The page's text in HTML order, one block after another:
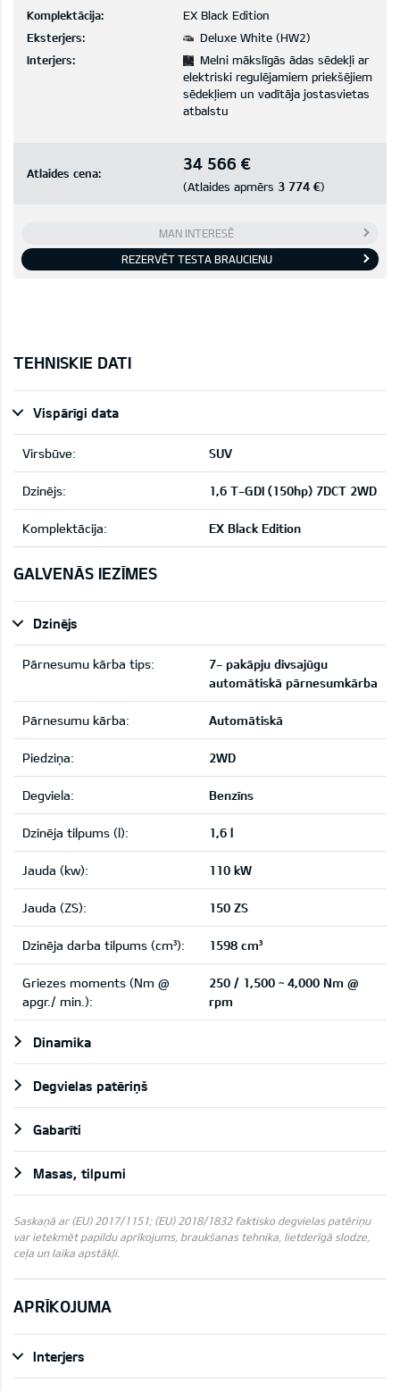
Komplektācija:
EX Black Edition
Eksterjers:
Deluxe White (HW2)
Interjers:
Melni mākslīgās ādas sēdekļi ar
elektriski regulējamiem priekšējiem
sēdekļiem un vadītāja jostasvietas
atbalstu
Atlaides cena: 34 566 €
(Atlaides apmērs 3 774 €)
MAN INTERESĒ
REZERVĒT TESTA BRAUCIENU
TEHNISKIE DATI
Vispārīgi data
Virsbūve: SUV
Dzinējs: 1,6 T-GDI (150hp) 7DCT 2WD
Komplektācija: EX Black Edition
GALVENĀS IEZĪMES
Dzinējs
Pārnesumu kārba tips:
7- pakāpju divsajūgu
automātiskā pārnesumkārba
Pārnesumu kārba: Automātiskā
Piedziņa: 2WD
Degviela: Benzīns
Dzinēja tilpums (l): 1,6 l
Jauda (kw): 110 kW
Jauda (ZS): 150 ZS
Dzinēja darba tilpums (cm³): 1598 cm³
Griezes moments (Nm @
apgr./ min.):
250 / 1,500 ~ 4,000 Nm @
rpm
Dinamika
Degvielas patēriņš
Gabarīti
Masas, tilpumi
Saskaņā ar (EU) 2017/1151; (EU) 2018/1832 faktisko degvielas patēriņu
var ietekmēt papildu aprīkojums, braukšanas tehnika, lietderīgā slodze,
ceļa un laika apstākļi.
APRĪKOJUMA
Interjers